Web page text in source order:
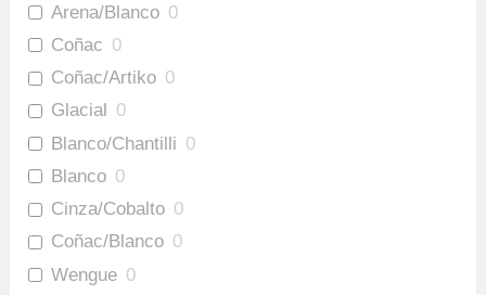
Arena/Blanco 0
Coñac 0
Coñac/Artiko 0
Glacial
0
Blanco/Chantilli 0
Blanco 0
Cinza/Cobalto 0
Coñac/Blanco 0
Wengue 0